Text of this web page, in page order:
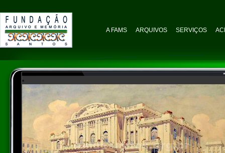
A FAMS ARQUIVOS SERVIÇOS